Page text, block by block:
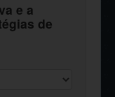
e a
de